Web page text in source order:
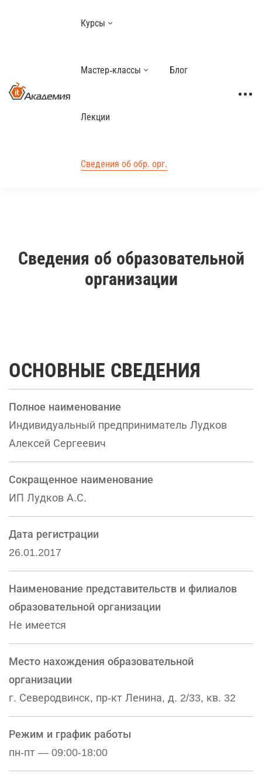
Курсы
Мастер-классы Блог
Лекции
Сведения об обр. орг.
Сведения об образовательной
организации
ОСНОВНЫЕ СВЕДЕНИЯ
Полное наименование
Индивидуальный предприниматель Лудков
Алексей Сергеевич
Сокращенное наименование
ИП Лудков А.С.
Дата регистрации
26.01.2017
Наименование представительств и филиалов
образовательной организации
Не имеется
Место нахождения образовательной
организации
г. Северодвинск, пр-кт Ленина, д. 2/33, кв. 32
Режим и график работы
пн-пт — 09:00-18:00